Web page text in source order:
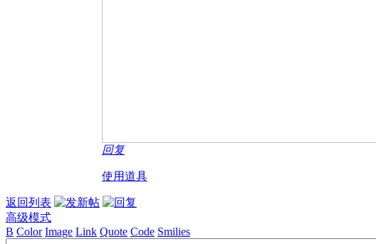
回复
使用道具
返回列表
高级模式
B Color Image Link Quote Code Smilies